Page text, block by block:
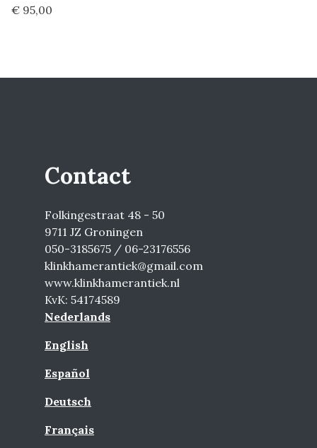
€ 95,00
Contact
Folkingestraat 48 - 50
9711 JZ Groningen
050-3185675 / 06-23176556
klinkhamerantiek@gmail.com
www.klinkhamerantiek.nl
KvK: 54174589
Nederlands
English
Español
Deutsch
Français